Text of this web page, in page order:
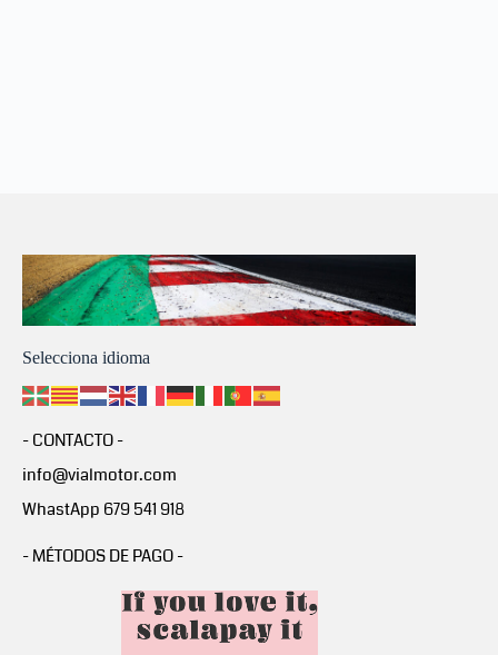
Selecciona idioma
- CONTACTO -
info@vialmotor.com
WhastApp 679 541 918
- MÉTODOS DE PAGO -